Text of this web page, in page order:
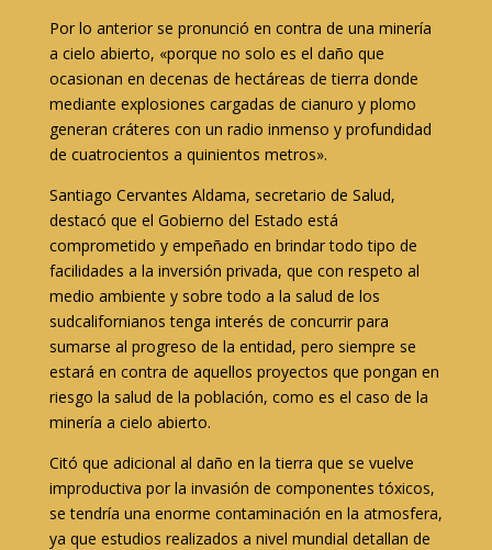
Por lo anterior se pronunció en contra de una minería
a cielo abierto, «porque no solo es el daño que
ocasionan en decenas de hectáreas de tierra donde
mediante explosiones cargadas de cianuro y plomo
generan cráteres con un radio inmenso y profundidad
de cuatrocientos a quinientos metros».
Santiago Cervantes Aldama, secretario de Salud,
destacó que el Gobierno del Estado está
comprometido y empeñado en brindar todo tipo de
facilidades a la inversión privada, que con respeto al
medio ambiente y sobre todo a la salud de los
sudcalifornianos tenga interés de concurrir para
sumarse al progreso de la entidad, pero siempre se
estará en contra de aquellos proyectos que pongan en
riesgo la salud de la población, como es el caso de la
minería a cielo abierto.
Citó que adicional al daño en la tierra que se vuelve
improductiva por la invasión de componentes tóxicos,
se tendría una enorme contaminación en la atmosfera,
ya que estudios realizados a nivel mundial detallan de